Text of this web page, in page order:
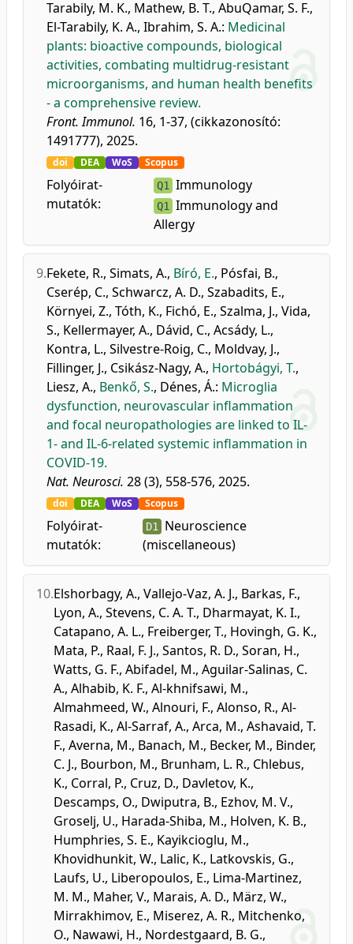
Tarabily, M. K., Mathew, B. T., AbuQamar, S. F.,
El-Tarabily, K. A., Ibrahim, S. A.: Medicinal
plants: bioactive compounds, biological
activities, combating multidrug-resistant
microorganisms, and human health benefits
- a comprehensive review.
Front. Immunol. 16, 1-37, (cikkazonosító:
1491777), 2025.
doi DEA WoS Scopus
Folyóirat-
mutatók:
Q1 Immunology
Q1 Immunology and
Allergy
9.Fekete, R., Simats, A., Bíró, E., Pósfai, B.,
Cserép, C., Schwarcz, A. D., Szabadits, E.,
Környei, Z., Tóth, K., Fichó, E., Szalma, J., Vida,
S., Kellermayer, A., Dávid, C., Acsády, L.,
Kontra, L., Silvestre-Roig, C., Moldvay, J.,
Fillinger, J., Csikász-Nagy, A., Hortobágyi, T.,
Liesz, A., Benkő, S., Dénes, Á.: Microglia
dysfunction, neurovascular inflammation
and focal neuropathologies are linked to IL-
1- and IL-6-related systemic inflammation in
COVID-19.
Nat. Neurosci. 28 (3), 558-576, 2025.
doi DEA WoS Scopus
Folyóirat-
mutatók:
D1 Neuroscience
(miscellaneous)
10.Elshorbagy, A., Vallejo-Vaz, A. J., Barkas, F.,
Lyon, A., Stevens, C. A. T., Dharmayat, K. I.,
Catapano, A. L., Freiberger, T., Hovingh, G. K.,
Mata, P., Raal, F. J., Santos, R. D., Soran, H.,
Watts, G. F., Abifadel, M., Aguilar-Salinas, C.
A., Alhabib, K. F., Al-khnifsawi, M.,
Almahmeed, W., Alnouri, F., Alonso, R., Al-
Rasadi, K., Al-Sarraf, A., Arca, M., Ashavaid, T.
F., Averna, M., Banach, M., Becker, M., Binder,
C. J., Bourbon, M., Brunham, L. R., Chlebus,
K., Corral, P., Cruz, D., Davletov, K.,
Descamps, O., Dwiputra, B., Ezhov, M. V.,
Groselj, U., Harada-Shiba, M., Holven, K. B.,
Humphries, S. E., Kayikcioglu, M.,
Khovidhunkit, W., Lalic, K., Latkovskis, G.,
Laufs, U., Liberopoulos, E., Lima-Martinez,
M. M., Maher, V., Marais, A. D., März, W.,
Mirrakhimov, E., Miserez, A. R., Mitchenko,
O., Nawawi, H., Nordestgaard, B. G.,